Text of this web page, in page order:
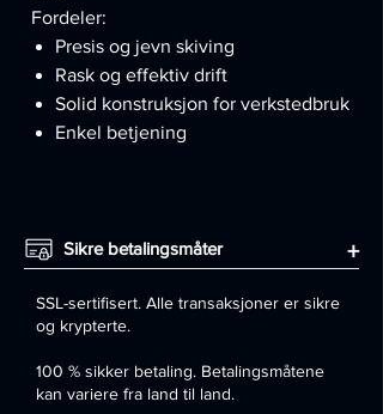
Fordeler:
Presis og jevn skiving
Rask og effektiv drift
Solid konstruksjon for verkstedbruk
Enkel betjening
Sikre betalingsmåter +
SSL-sertifisert. Alle transaksjoner er sikre
og krypterte.
100 % sikker betaling. Betalingsmåtene
kan variere fra land til land.